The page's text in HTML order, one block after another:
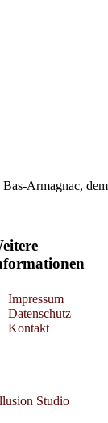
Bas-Armagnac, dem
Impressum
Datenschutz
Kontakt
Studio